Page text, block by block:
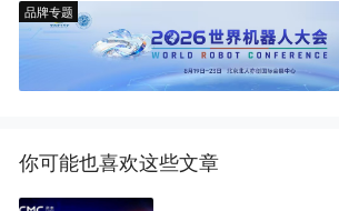
品牌专题
你可能也喜欢这些文章